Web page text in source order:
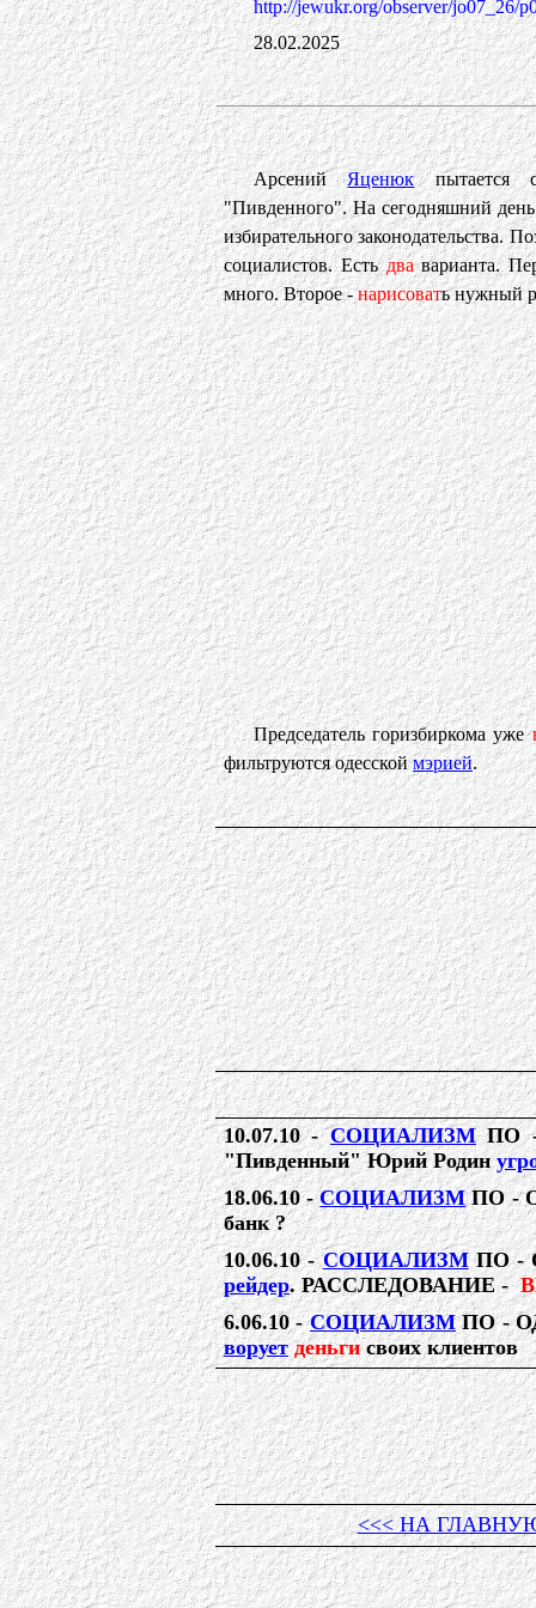
http://jewukr.org/observer/jo07_26/
28.02.2025
АрсенийЯценюкпытается
"Пивденного". На сегодняшний
избирательного законодательства.
социалистов. Естьдваварианта.
много. Второе -нарисовать нужный
Председатель горизбиркома уже
фильтруются одесскоймэрией.
10.07.10 -СОЦИАЛИЗМПО -
"Пивденный" Юрий Родин
18.06.10 -СОЦИАЛИЗМПО -
банк ?
10.06.10 -СОЦИАЛИЗМПО -
рейдер. РАССЛЕДОВАНИЕ -
6.06.10 -СОЦИАЛИЗМПО -
ворует деньгисвоих клиентов
<<< НА